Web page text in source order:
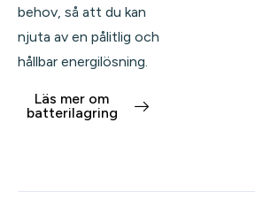
behov, så att du kan
njuta av en pålitlig och
hållbar energilösning.
Läs mer om
batterilagring